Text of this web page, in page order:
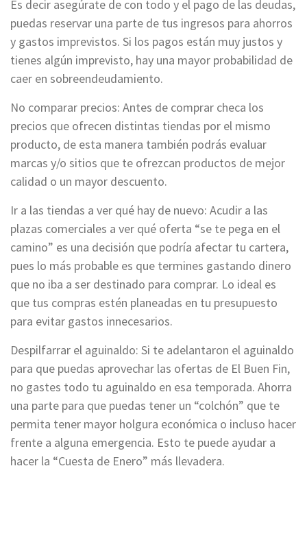
Es decir asegúrate de con todo y el pago de las deudas,
puedas reservar una parte de tus ingresos para ahorros
y gastos imprevistos. Si los pagos están muy justos y
tienes algún imprevisto, hay una mayor probabilidad de
caer en sobreendeudamiento.
No comparar precios: Antes de comprar checa los
precios que ofrecen distintas tiendas por el mismo
producto, de esta manera también podrás evaluar
marcas y/o sitios que te ofrezcan productos de mejor
calidad o un mayor descuento.
Ir a las tiendas a ver qué hay de nuevo: Acudir a las
plazas comerciales a ver qué oferta “se te pega en el
camino” es una decisión que podría afectar tu cartera,
pues lo más probable es que termines gastando dinero
que no iba a ser destinado para comprar. Lo ideal es
que tus compras estén planeadas en tu presupuesto
para evitar gastos innecesarios.
Despilfarrar el aguinaldo: Si te adelantaron el aguinaldo
para que puedas aprovechar las ofertas de El Buen Fin,
no gastes todo tu aguinaldo en esa temporada. Ahorra
una parte para que puedas tener un “colchón” que te
permita tener mayor holgura económica o incluso hacer
frente a alguna emergencia. Esto te puede ayudar a
hacer la “Cuesta de Enero” más llevadera.